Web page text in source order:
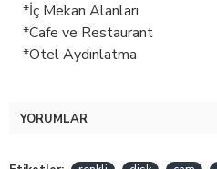
*İç Mekan Alanları
*Cafe ve Restaurant
*Otel Aydınlatma
YORUMLAR